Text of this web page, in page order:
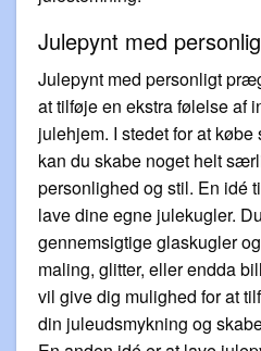
Julepynt med
Julepynt med personligt
at tilføje en ekstra følelse af
julehjem. I stedet for at
kan du skabe noget helt
personlighed og stil. En idé
lave dine egne julekugler.
gennemsigtige glaskugler
maling, glitter, eller endda
vil give dig mulighed for at
din juleudsmykning og